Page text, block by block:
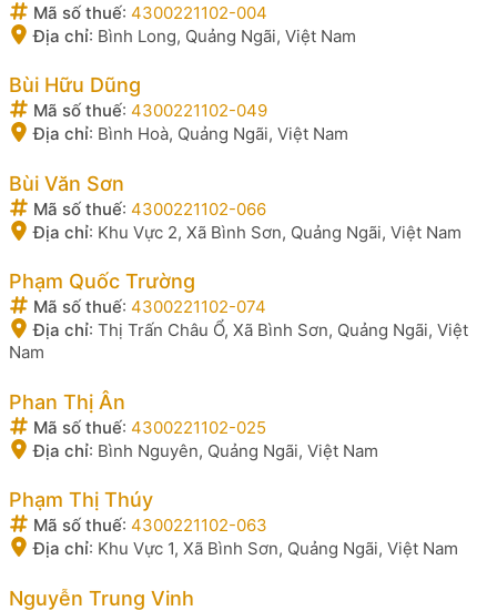
Mã số thuế: 4300221102-004
Địa chỉ: Bình Long, Quảng Ngãi, Việt Nam
Bùi Hữu Dũng
Mã số thuế: 4300221102-049
Địa chỉ: Bình Hoà, Quảng Ngãi, Việt Nam
Bùi Văn Sơn
Mã số thuế: 4300221102-066
Địa chỉ: Khu Vực 2, Xã Bình Sơn, Quảng Ngãi, Việt Nam
Phạm Quốc Trường
Mã số thuế: 4300221102-074
Địa chỉ: Thị Trấn Châu Ổ, Xã Bình Sơn, Quảng Ngãi, Việt
Nam
Phan Thị Ân
Mã số thuế: 4300221102-025
Địa chỉ: Bình Nguyên, Quảng Ngãi, Việt Nam
Phạm Thị Thúy
Mã số thuế: 4300221102-063
Địa chỉ: Khu Vực 1, Xã Bình Sơn, Quảng Ngãi, Việt Nam
Nguyễn Trung Vinh